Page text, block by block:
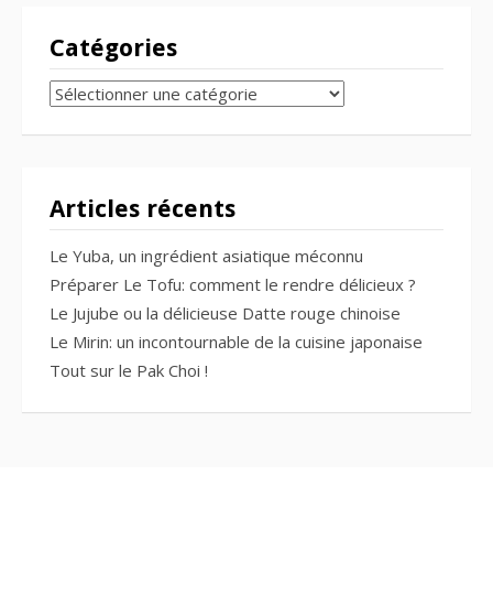
Catégories
CATÉGORIES
Articles récents
Le Yuba, un ingrédient asiatique méconnu
Préparer Le Tofu: comment le rendre délicieux ?
Le Jujube ou la délicieuse Datte rouge chinoise
Le Mirin: un incontournable de la cuisine japonaise
Tout sur le Pak Choi !